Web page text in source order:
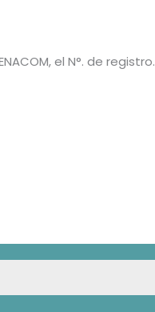
el N°. de registro.